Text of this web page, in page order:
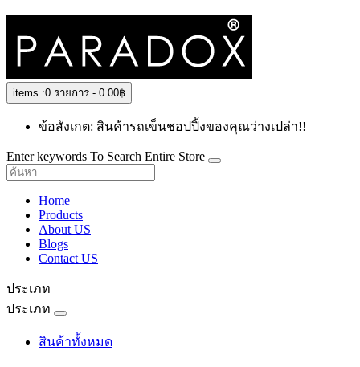
items :0 รายการ - 0.00฿
ข้อสังเกต: สินค้ารถเข็นชอปปิ้งของคุณว่างเปล่า!!
Enter keywords To Search Entire Store
Home
Products
About US
Blogs
Contact US
ประเภท
ประเภท
สินค้าทั้งหมด